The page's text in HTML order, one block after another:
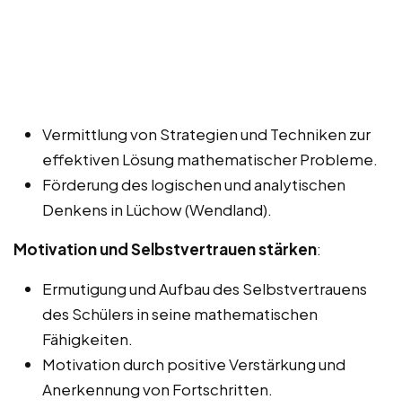
Vermittlung von Strategien und Techniken zur
effektiven Lösung mathematischer Probleme.
Förderung des logischen und analytischen
Denkens in Lüchow (Wendland).
Motivation und Selbstvertrauen stärken:
Ermutigung und Aufbau des Selbstvertrauens
des Schülers in seine mathematischen
Fähigkeiten.
Motivation durch positive Verstärkung und
Anerkennung von Fortschritten.